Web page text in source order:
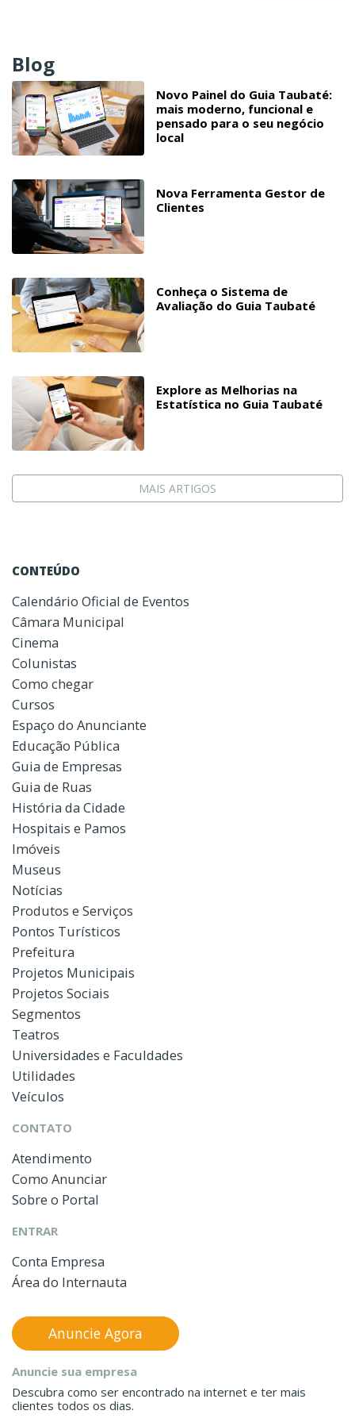
Blog
Novo Painel do Guia Taubaté:
mais moderno, funcional e
pensado para o seu negócio
local
Nova Ferramenta Gestor de
Clientes
Conheça o Sistema de
Avaliação do Guia Taubaté
Explore as Melhorias na
Estatística no Guia Taubaté
MAIS ARTIGOS
CONTEÚDO
Calendário Oficial de Eventos
Câmara Municipal
Cinema
Colunistas
Como chegar
Cursos
Espaço do Anunciante
Educação Pública
Guia de Empresas
Guia de Ruas
História da Cidade
Hospitais e Pamos
Imóveis
Museus
Notícias
Produtos e Serviços
Pontos Turísticos
Prefeitura
Projetos Municipais
Projetos Sociais
Segmentos
Teatros
Universidades e Faculdades
Utilidades
Veículos
CONTATO
Atendimento
Como Anunciar
Sobre o Portal
ENTRAR
Conta Empresa
Área do Internauta
Anuncie sua empresa
Descubra como ser encontrado na internet e ter mais
clientes todos os dias.
Anuncie Agora